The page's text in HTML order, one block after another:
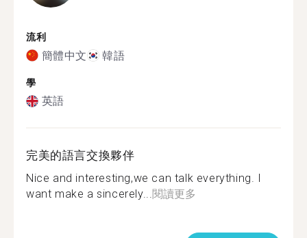
流利
簡體中文 韓語
學
英語
完美的語言交換夥伴
Nice and interesting,we can talk everything. I
want make a sincerely...閱讀更多